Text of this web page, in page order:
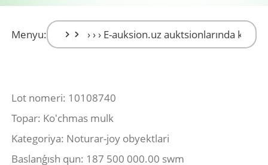
Menyu:
Lot nomeri: 10108740
Topar: Koʻchmas mulk
Kategoriya: Noturar-joy obyektlari
Baslanǵısh qun: 187 500 000.00 swm